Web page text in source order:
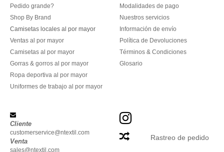
Pedido grande?
Shop By Brand
Camisetas locales al por mayor
Ventas al por mayor
Camisetas al por mayor
Gorras & gorros al por mayor
Ropa deportiva al por mayor
Uniformes de trabajo al por mayor
Modalidades de pago
Nuestros servicios
Información de envío
Política de Devoluciones
Términos & Condiciones
Glosario
Cliente
customerservice@ntextil.com
Venta
sales@ntextil.com
Rastreo de pedido